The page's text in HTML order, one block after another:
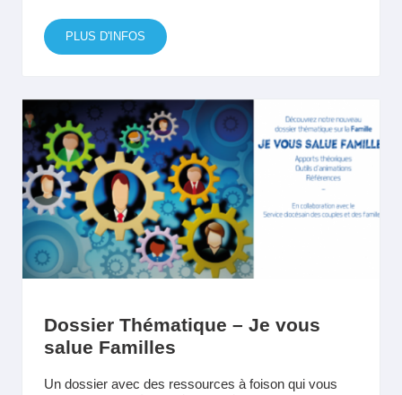
PLUS D'INFOS
Dossier Thématique – Je vous
salue Familles
Un dossier avec des ressources à foison qui vous